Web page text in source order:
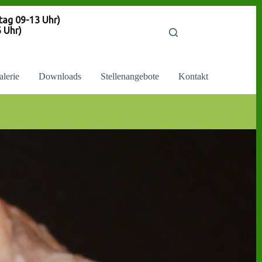
13 Uhr)
Downloads Stellenangebote Kontakt